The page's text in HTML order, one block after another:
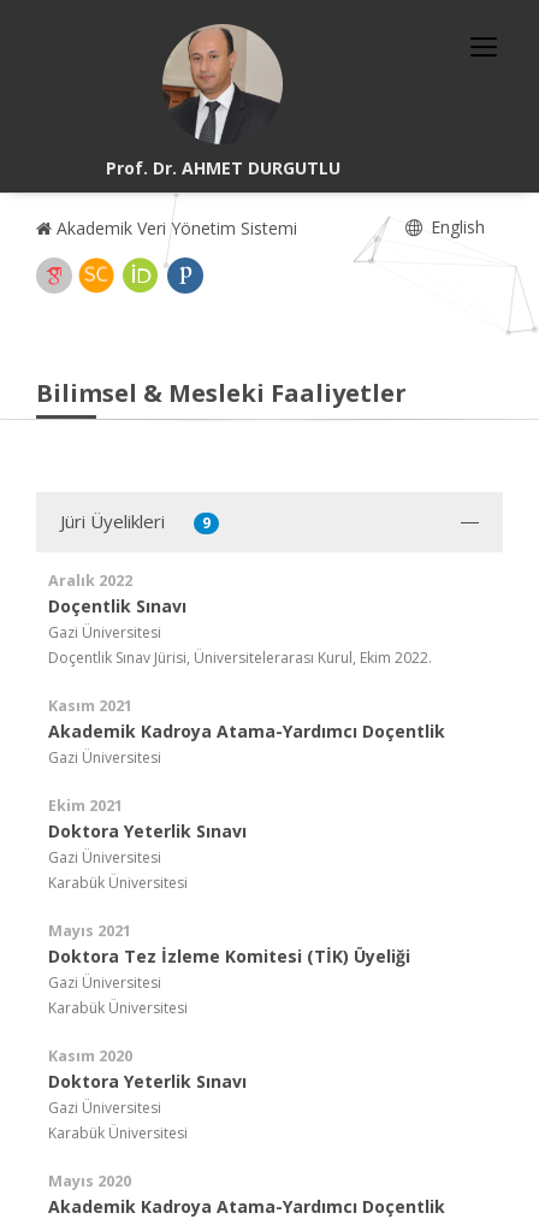
Prof. Dr. AHMET DURGUTLU
Akademik Veri Yönetim Sistemi English
Bilimsel & Mesleki Faaliyetler
Jüri Üyelikleri 9
Aralık 2022
Doçentlik Sınavı
Gazi Üniversitesi
Doçentlik Sınav Jürisi, Üniversitelerarası Kurul, Ekim 2022.
Kasım 2021
Akademik Kadroya Atama-Yardımcı Doçentlik
Gazi Üniversitesi
Ekim 2021
Doktora Yeterlik Sınavı
Gazi Üniversitesi
Karabük Üniversitesi
Mayıs 2021
Doktora Tez İzleme Komitesi (TİK) Üyeliği
Gazi Üniversitesi
Karabük Üniversitesi
Kasım 2020
Doktora Yeterlik Sınavı
Gazi Üniversitesi
Karabük Üniversitesi
Mayıs 2020
Akademik Kadroya Atama-Yardımcı Doçentlik